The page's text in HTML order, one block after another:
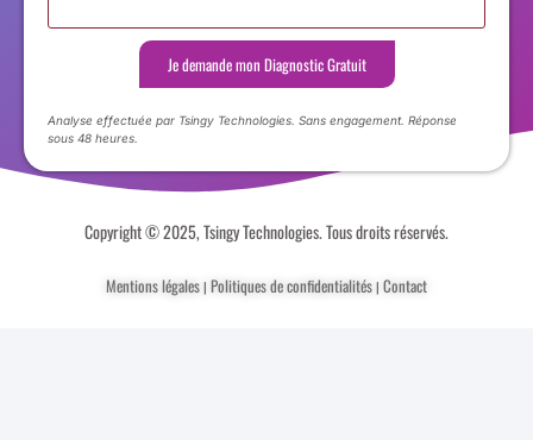
Je demande mon Diagnostic Gratuit
Analyse effectuée par Tsingy Technologies. Sans engagement. Réponse
sous 48 heures.
Copyright © 2025, Tsingy Technologies. Tous droits réservés.
Mentions légales| Politiques de confidentialités| Contact